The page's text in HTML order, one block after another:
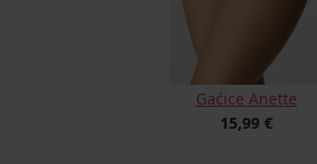
Gaćice Anette
15,99 €